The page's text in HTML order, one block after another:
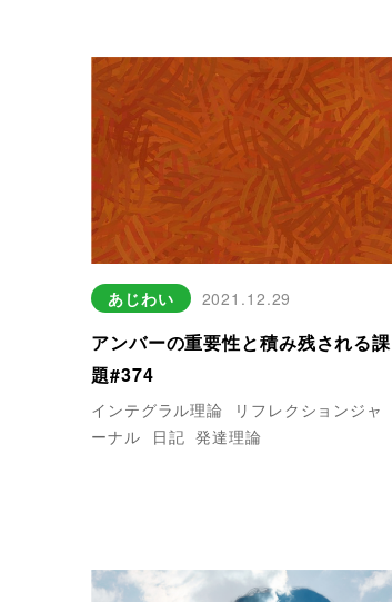
あじわい 2021.12.29
アンバーの重要性と積み残される課
題#374
インテグラル理論
リフレクションジャ
ーナル
日記 発達理論